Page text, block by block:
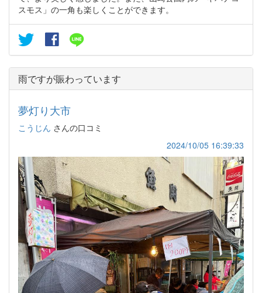
スモス」の一角も楽しくことができます。
雨ですが賑わっています
夢灯り大市
こうじん さんの口コミ
2024/10/05 16:39:33